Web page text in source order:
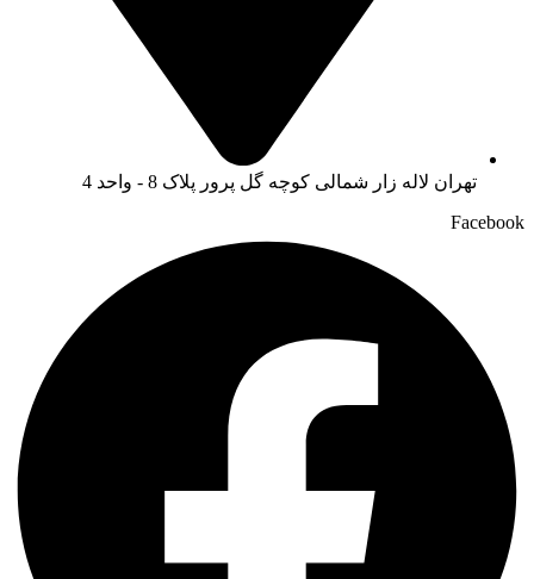
تهران لاله زار شمالی کوچه گل پرور پلاک 8 - واحد 4
Facebook